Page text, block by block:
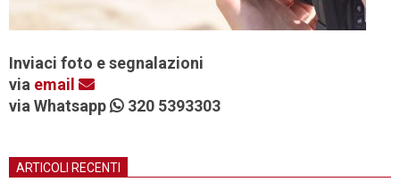
Inviaci foto e segnalazioni
via email
via Whatsapp
320 5393303
ARTICOLI RECENTI